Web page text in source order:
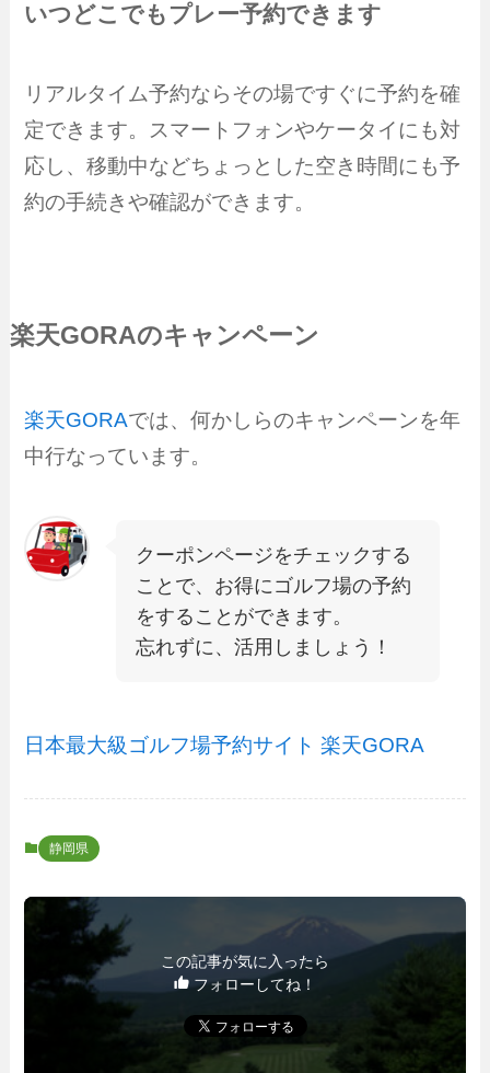
いつどこでもプレー予約できます
リアルタイム予約ならその場ですぐに予約を確
定できます。スマートフォンやケータイにも対
応し、移動中などちょっとした空き時間にも予
約の手続きや確認ができます。
楽天GORAのキャンペーン
楽天GORAでは、何かしらのキャンペーンを年
中行なっています。
クーポンページをチェックする
ことで、お得にゴルフ場の予約
をすることができます。
忘れずに、活用しましょう！
日本最大級ゴルフ場予約サイト 楽天GORA
静岡県
この記事が気に入ったら
フォローしてね！